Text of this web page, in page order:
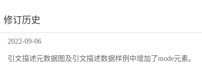
修订历史
2022-09-06
引文描述元数据图及引文描述数据样例中增加了mode元素。